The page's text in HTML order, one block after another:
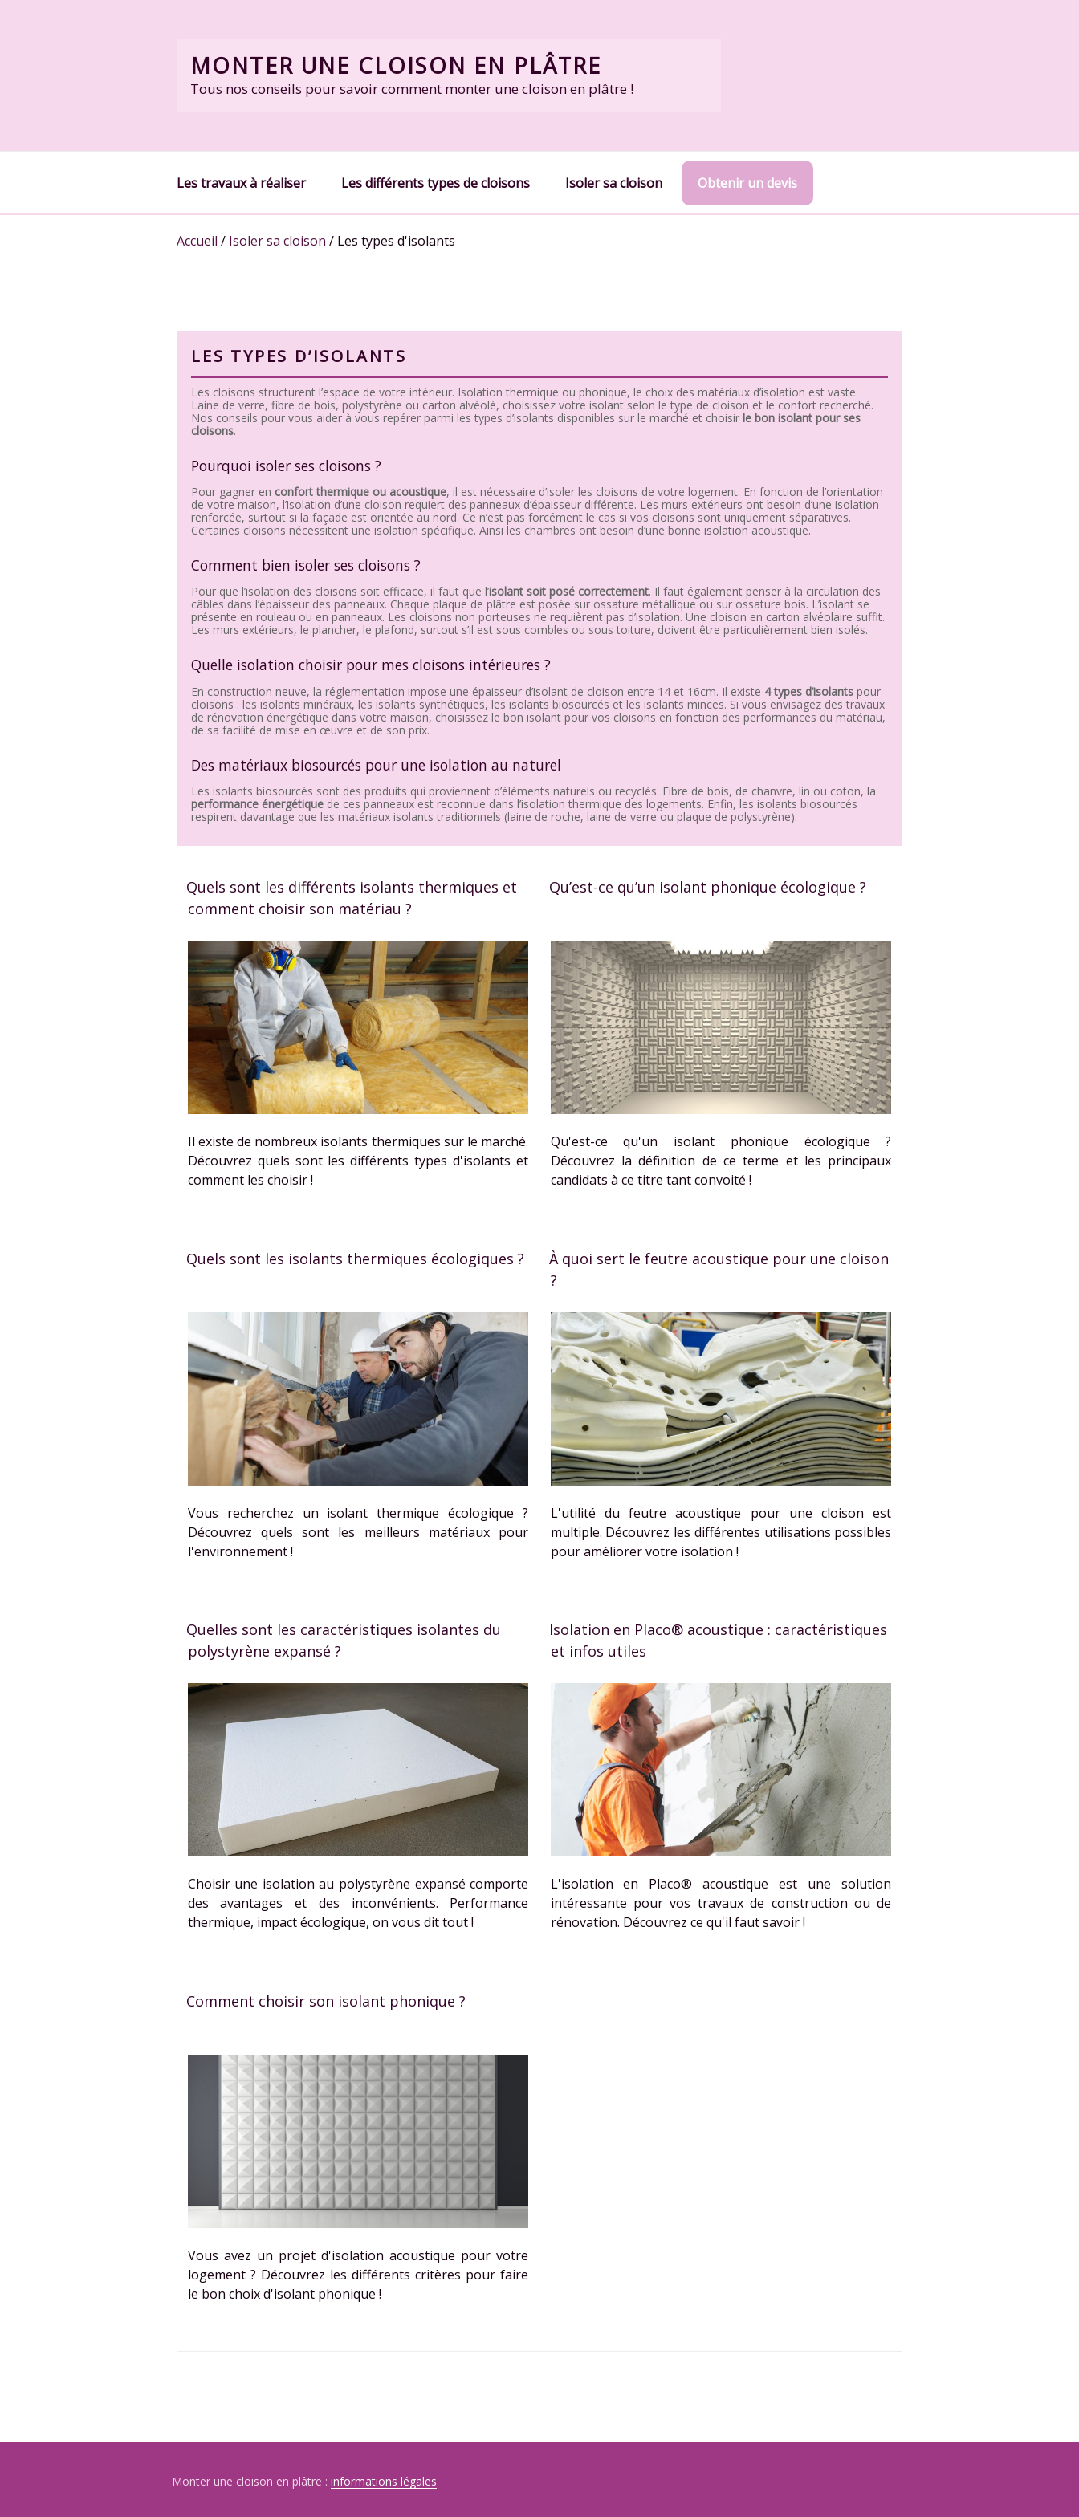
MONTER UNE CLOISON EN PLÂTRE
Tous nos conseils pour savoir comment monter une cloison en plâtre !
Les travaux à réaliser Les différents types de cloisons Isoler sa cloison Obtenir un devis
Accueil / Isoler sa cloison / Les types d'isolants
LES TYPES D’ISOLANTS
Les cloisons structurent l’espace de votre intérieur. Isolation thermique ou phonique, le choix des matériaux d’isolation est vaste.
Laine de verre, fibre de bois, polystyrène ou carton alvéolé, choisissez votre isolant selon le type de cloison et le confort recherché.
Nos conseils pour vous aider à vous repérer parmi les types d’isolants disponibles sur le marché et choisir le bon isolant pour ses
cloisons.
Pourquoi isoler ses cloisons ?
Pour gagner en confort thermique ou acoustique, il est nécessaire d’isoler les cloisons de votre logement. En fonction de l’orientation
de votre maison, l’isolation d’une cloison requiert des panneaux d’épaisseur différente. Les murs extérieurs ont besoin d’une isolation
renforcée, surtout si la façade est orientée au nord. Ce n’est pas forcément le cas si vos cloisons sont uniquement séparatives.
Certaines cloisons nécessitent une isolation spécifique. Ainsi les chambres ont besoin d’une bonne isolation acoustique.
Comment bien isoler ses cloisons ?
Pour que l’isolation des cloisons soit efficace, il faut que l’isolant soit posé correctement. Il faut également penser à la circulation des
câbles dans l’épaisseur des panneaux. Chaque plaque de plâtre est posée sur ossature métallique ou sur ossature bois. L’isolant se
présente en rouleau ou en panneaux. Les cloisons non porteuses ne requièrent pas d’isolation. Une cloison en carton alvéolaire suffit.
Les murs extérieurs, le plancher, le plafond, surtout s’il est sous combles ou sous toiture, doivent être particulièrement bien isolés.
Quelle isolation choisir pour mes cloisons intérieures ?
En construction neuve, la réglementation impose une épaisseur d’isolant de cloison entre 14 et 16cm. Il existe 4 types d’isolants pour
cloisons : les isolants minéraux, les isolants synthétiques, les isolants biosourcés et les isolants minces. Si vous envisagez des travaux
de rénovation énergétique dans votre maison, choisissez le bon isolant pour vos cloisons en fonction des performances du matériau,
de sa facilité de mise en œuvre et de son prix.
Des matériaux biosourcés pour une isolation au naturel
Les isolants biosourcés sont des produits qui proviennent d’éléments naturels ou recyclés. Fibre de bois, de chanvre, lin ou coton, la
performance énergétique de ces panneaux est reconnue dans l’isolation thermique des logements. Enfin, les isolants biosourcés
respirent davantage que les matériaux isolants traditionnels (laine de roche, laine de verre ou plaque de polystyrène).
Quels sont les différents isolants thermiques et
comment choisir son matériau ?
Il existe de nombreux isolants thermiques sur le marché.
Découvrez quels sont les différents types d'isolants et
comment les choisir !
Qu’est-ce qu’un isolant phonique écologique ?
Qu'est-ce qu'un isolant phonique écologique ?
Découvrez la définition de ce terme et les principaux
candidats à ce titre tant convoité !
Quels sont les isolants thermiques écologiques ?
Vous recherchez un isolant thermique écologique ?
Découvrez quels sont les meilleurs matériaux pour
l'environnement !
À quoi sert le feutre acoustique pour une cloison
?
L'utilité du feutre acoustique pour une cloison est
multiple. Découvrez les différentes utilisations possibles
pour améliorer votre isolation !
Quelles sont les caractéristiques isolantes du
polystyrène expansé ?
Choisir une isolation au polystyrène expansé comporte
des avantages et des inconvénients. Performance
thermique, impact écologique, on vous dit tout !
Isolation en Placo® acoustique : caractéristiques
et infos utiles
L'isolation en Placo® acoustique est une solution
intéressante pour vos travaux de construction ou de
rénovation. Découvrez ce qu'il faut savoir !
Comment choisir son isolant phonique ?
Vous avez un projet d'isolation acoustique pour votre
logement ? Découvrez les différents critères pour faire
le bon choix d'isolant phonique !
Monter une cloison en plâtre : informations légales